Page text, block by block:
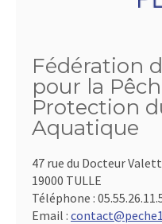
Fédération
pour la
Protection
Aquatique
47 rue du Docteur
19000 TULLE
Téléphone :
Email :